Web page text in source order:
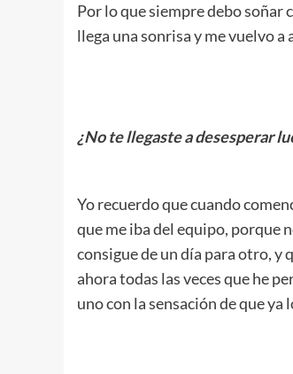
Por lo que siempre debo soñar
llega una sonrisa y me vuelvo a
¿No te llegaste a desesperar
Yo recuerdo que cuando
que me iba del equipo, porque
consigue de un día para otro, y
ahora todas las veces que he
uno con la sensación de que